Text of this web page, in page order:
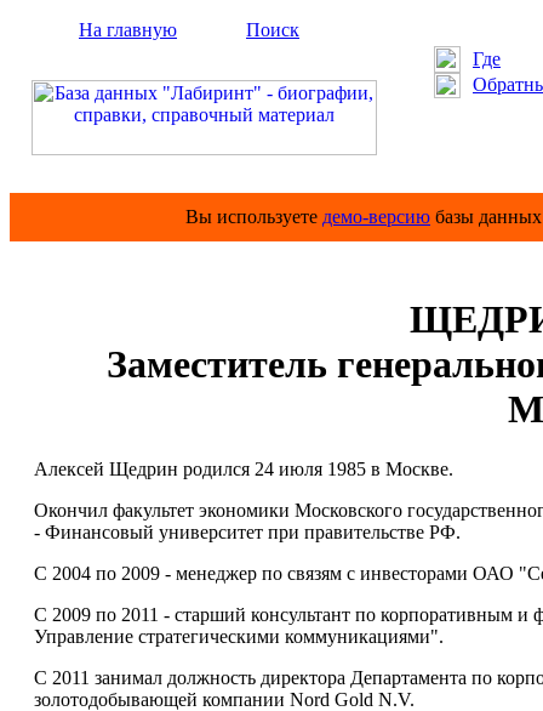
На главную
Поиск
Где
Вы используете демо-версию базы
Заместитель
Алексей Щедрин родился 24 июля 1985 в Москве.
Окончил факультет экономики Московского
- Финансовый университет при правительстве РФ.
С 2004 по 2009 - менеджер по связям с инвесторами ОАО
С 2009 по 2011 - старший консультант по
Управление стратегическими коммуникациями".
С 2011 занимал должность директора Департамента по
золотодобывающей компании Nord Gold N.V.